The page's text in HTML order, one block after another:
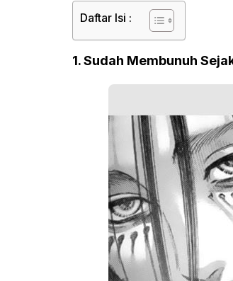
Daftar Isi :
1. Sudah Membunuh